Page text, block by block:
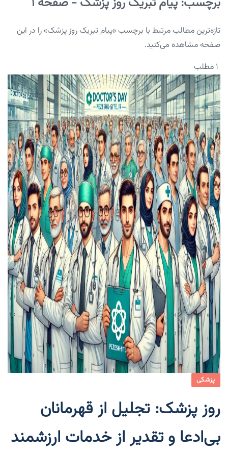
تازه‌ترین مطالب مرتبط با برچسب «پیام تبریک روز پزشک» را در این
صفحه مشاهده می‌کنید.
۱ مطلب
پزشکی
روز پزشک: تجلیل از قهرمانان
بی‌ادعا و تقدیر از خدمات ارزشمند